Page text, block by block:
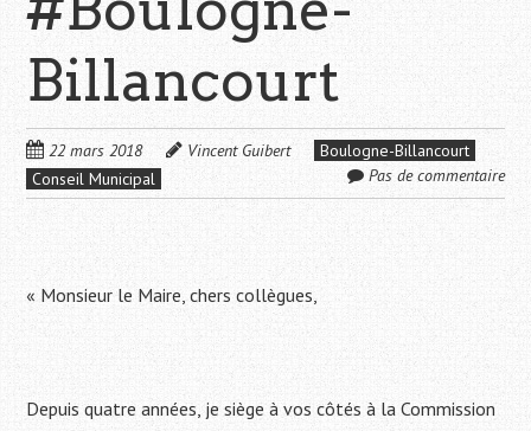
Billancourt
22 mars 2018 Vincent Guibert
Boulogne-Billancourt
Conseil Municipal
Pas de commentaire
« Monsieur le Maire, chers collègues,
Depuis quatre années, je siège à vos côtés à la Commission